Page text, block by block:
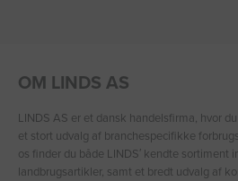
OM LINDS AS
LINDS AS er et dansk handelsfirma, hvor
et stort udvalg af branchespecifikke
os finder du både LINDS′ kendte sortiment
landbrugsartikler, samt et bredt udvalg af